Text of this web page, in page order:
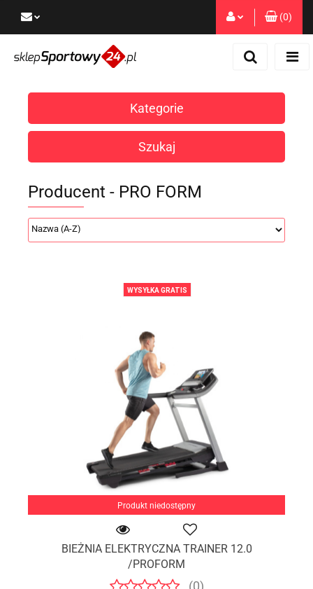
Dodaj zgłoszenie
Zgody cookies
(0)
Kategorie
Szukaj
Producent - PRO FORM
WYSYŁKA GRATIS
Produkt niedostępny
BIEŻNIA ELEKTRYCZNA TRAINER 12.0
/PROFORM
(0)